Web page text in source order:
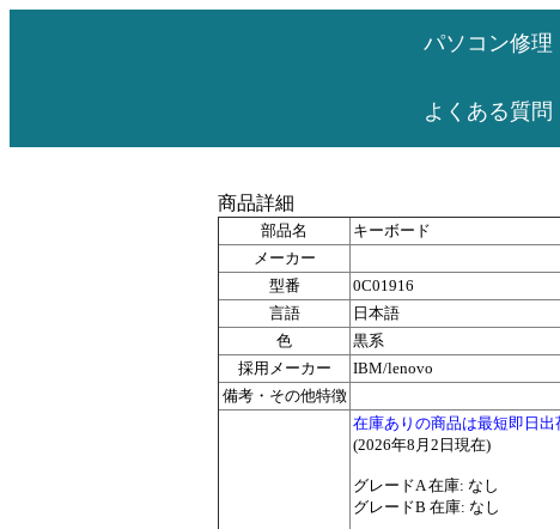
パソコン修理
よくある質問
商品詳細
部品名
キーボード
メーカー
型番
0C01916
言語
日本語
色
黒系
採用メーカー
IBM/lenovo
備考・その他特徴
在庫ありの商品は最短即日出
(2026年8月2日現在)
グレードA 在庫: なし
グレードB 在庫: なし